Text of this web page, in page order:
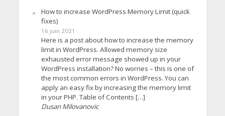
How to increase WordPress Memory Limit (quick
fixes)
16 juin 2021
Here is a post about how to increase the memory
limit in WordPress. Allowed memory size
exhausted error message showed up in your
WordPress installation? No worries – this is one of
the most common errors in WordPress. You can
apply an easy fix by increasing the memory limit
in your PHP. Table of Contents […]
Dusan Milovanovic